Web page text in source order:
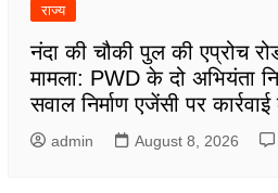
राज्य
नंदा की चौकी पुल की एप्रोच
मामला: PWD के दो अभियंता
सवाल निर्माण एजेंसी पर
admin August 8, 2026